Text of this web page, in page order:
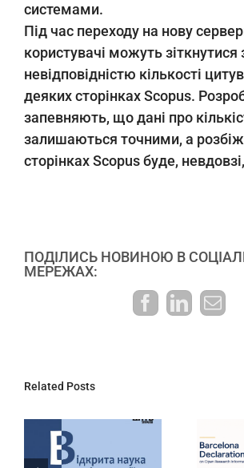
системами.
Під час переходу на нову
користувачі можуть зіткнутися
невідповідністю кількості
деяких сторінках Scopus.
запевняють, що дані про
залишаються точними, а
сторінках Scopus буде,
ПОДІЛИСЬ НОВИНОЮ В
МЕРЕЖАХ:
Facebook
LinkedIn
E-
Related Posts
запрошує